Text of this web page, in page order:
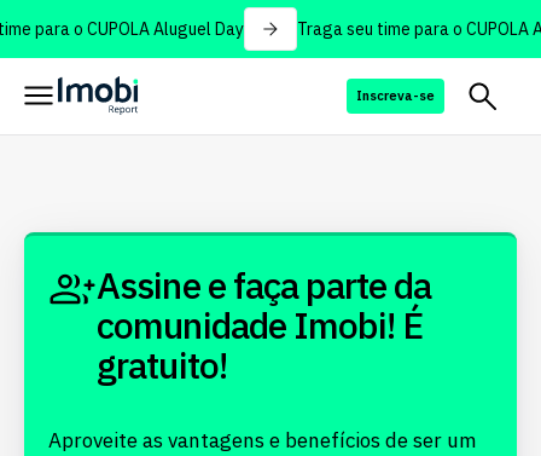
para o CUPOLA Aluguel Day Traga seu time para o CUPOLA
Inscreva-se
Assine e faça parte da
comunidade Imobi! É
gratuito!
Aproveite as vantagens e benefícios de ser um